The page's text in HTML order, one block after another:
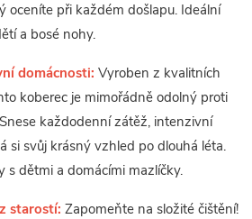
oceníte při každém došlapu. Ideální
a bosé nohy.
domácnosti: Vyroben z kvalitních
koberec je mimořádně odolný proti
každodenní zátěž, intenzivní
si svůj krásný vzhled po dlouhá léta.
s dětmi a domácími mazlíčky.
starostí: Zapomeňte na složité čištění!